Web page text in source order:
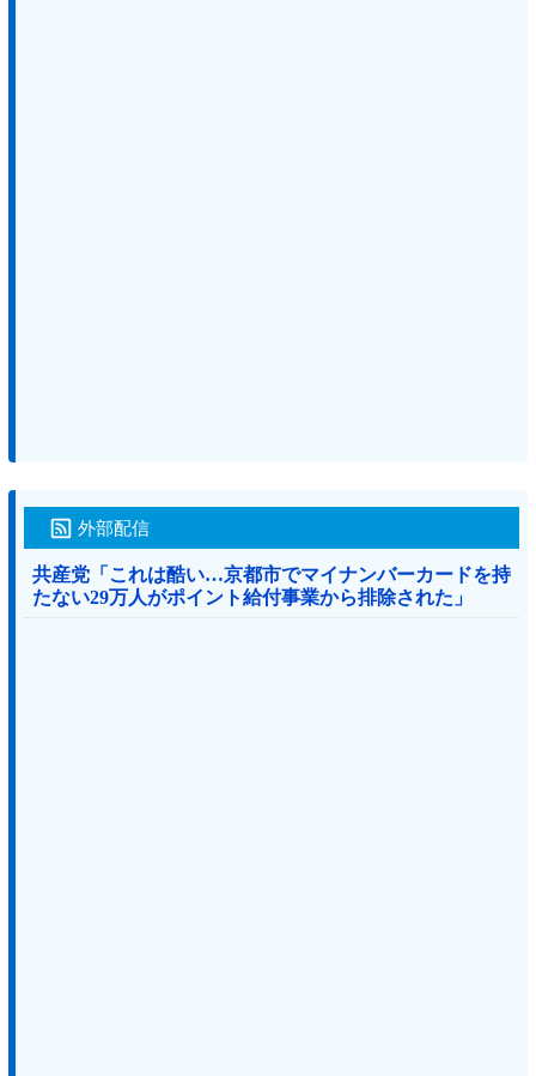
外部配信
共産党「これは酷い…京都市でマイナンバーカードを持
たない29万人がポイント給付事業から排除された」